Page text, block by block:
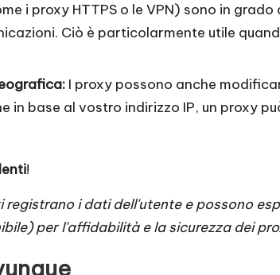
i proxy HTTPS o le VPN) sono in
Ciò è particolarmente utile
I proxy possono anche
in base al vostro indirizzo IP, un proxy
!
i dati dell'utente e possono
) per l'affidabilità e la sicurezza dei